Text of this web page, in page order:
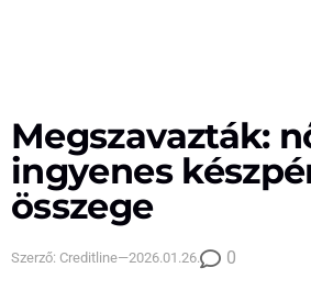
Megszavazták:
ingyenes
összege
Szerző: Creditline—2026.01.26. 0